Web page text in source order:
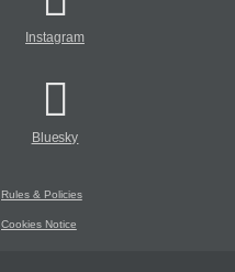
Instagram
Bluesky
Rules & Policies
Cookies Notice